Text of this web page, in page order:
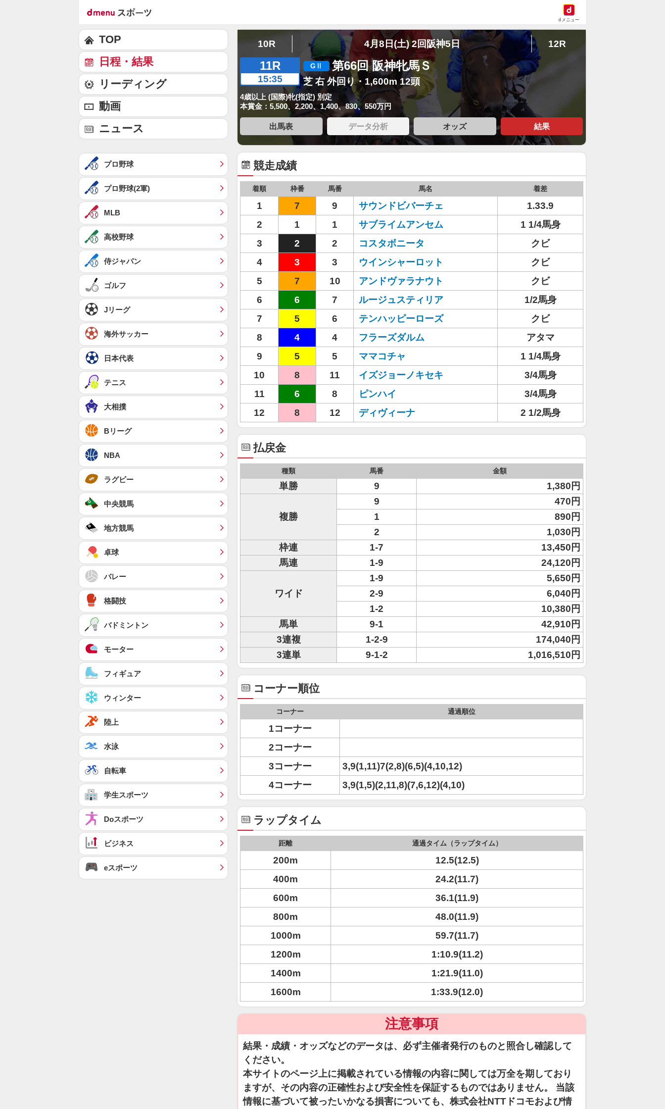
dメニュー
10R 4月8日(土) 2回阪神5日 12R
11R
15:35
第66回 阪神牝馬Ｓ
芝 右 外回り・1,600m 12頭
4歳以上 (国際)牝(指定) 別定
本賞金：5,500、2,200、1,400、830、550万円
出馬表 データ分析 オッズ 結果
競走成績
着順 枠番 馬番 馬名 着差
1 7 9 サウンドビバーチェ
1.33.9
2
1 1 サブライムアンセム
1 1/4馬身
3
2 2 コスタボニータ
クビ
4
3 3 ウインシャーロット
クビ
5
7 10 アンドヴァラナウト
クビ
6
6 7 ルージュスティリア
1/2馬身
7
5 6 テンハッピーローズ
クビ
8
4 4 フラーズダルム
アタマ
9
5 5 ママコチャ
1 1/4馬身
10
8 11 イズジョーノキセキ
3/4馬身
11
6 8 ピンハイ
3/4馬身
12
8 12 ディヴィーナ 2 1/2馬身
払戻金
種類 馬番 金額
単勝 9 1,380円
複勝
9
470円
1
890円
2
1,030円
枠連
1-7
13,450円
馬連
1-9 24,120円
ワイド
1-9
5,650円
2-9
6,040円
1-2
10,380円
馬単
9-1
42,910円
3連複
1-2-9
174,040円
3連単
9-1-2 1,016,510円
コーナー順位
コーナー 通過順位
1コーナー
2コーナー
3コーナー
3,9(1,11)7(2,8)(6,5)(4,10,12)
4コーナー
3,9(1,5)(2,11,8)(7,6,12)(4,10)
ラップタイム
距離 通過タイム（ラップタイム）
200m
12.5(12.5)
400m
24.2(11.7)
600m
36.1(11.9)
800m
48.0(11.9)
1000m
59.7(11.7)
1200m
1:10.9(11.2)
1400m
1:21.9(11.0)
1600m
1:33.9(12.0)
注意事項
結果・成績・オッズなどのデータは、必ず主催者発行のものと照合し確認して
ください。
本サイトのページ上に掲載されている情報の内容に関しては万全を期しており
ますが、その内容の正確性および安全性を保証するものではありません。 当該
情報に基づいて被ったいかなる損害についても、株式会社NTTドコモおよび情
TOP
日程・結果
リーディング
動画
ニュース
プロ野球
プロ野球(2軍)
MLB
高校野球
侍ジャパン
ゴルフ
Jリーグ
海外サッカー
日本代表
テニス
大相撲
Bリーグ
NBA
ラグビー
中央競馬
地方競馬
卓球
バレー
格闘技
バドミントン
モーター
フィギュア
ウィンター
陸上
水泳
自転車
学生スポーツ
Doスポーツ
ビジネス
eスポーツ